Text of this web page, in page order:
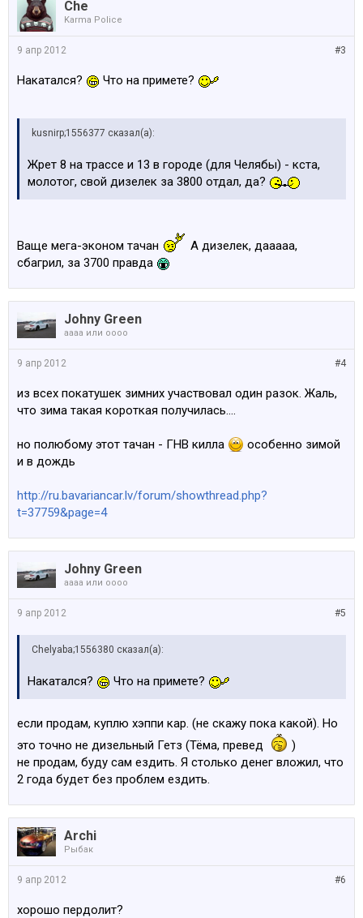
Che
Karma Police
#3
9 апр 2012
Накатался? Что на примете?
kusnirp;1556377 сказал(а):
Жрет 8 на трассе и 13 в городе (для Челябы) - кста,
молотог, свой дизелек за 3800 отдал, да?
Ваще мега-эконом тачан
А дизелек, дааааа,
сбагрил, за 3700 правда
Johny Green
аааа или оооо
#4
9 апр 2012
из всех покатушек зимних участвовал один разок. Жаль,
что зима такая короткая получилась....
но полюбому этот тачан - ГНВ килла
особенно зимой
и в дождь
http://ru.bavariancar.lv/forum/showthread.php?
t=37759&page=4
Johny Green
аааа или оооо
#5
9 апр 2012
Chelyaba;1556380 сказал(а):
Накатался? Что на примете?
если продам, куплю хэппи кар. (не скажу пока какой). Но
это точно не дизельный Гетз (Тёма, превед
)
не продам, буду сам ездить. Я столько денег вложил, что
2 года будет без проблем ездить.
Archi
Рыбак
#6
9 апр 2012
хорошо пердолит?